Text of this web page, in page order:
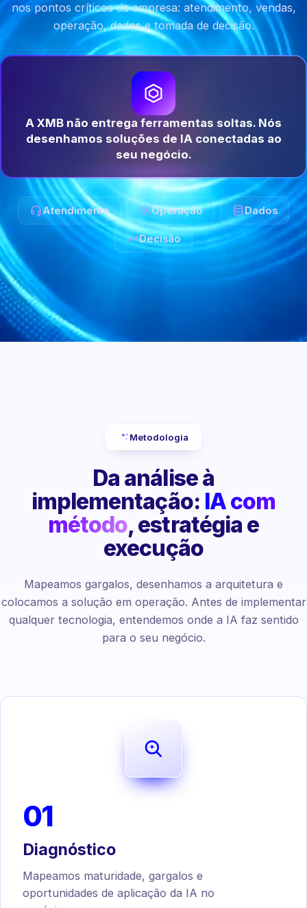
nos pontos críticos da empresa: atendimento, vendas,
operação, dados e tomada de decisão.
A XMB não entrega ferramentas soltas. Nós
desenhamos soluções de IA conectadas ao
seu negócio.
Atendimento Operação Dados
Decisão
Metodologia
Da análise à
implementação: IA com
método, estratégia e
execução
Mapeamos gargalos, desenhamos a arquitetura e
colocamos a solução em operação. Antes de implementar
qualquer tecnologia, entendemos onde a IA faz sentido
para o seu negócio.
01
Diagnóstico
Mapeamos maturidade, gargalos e
oportunidades de aplicação da IA no